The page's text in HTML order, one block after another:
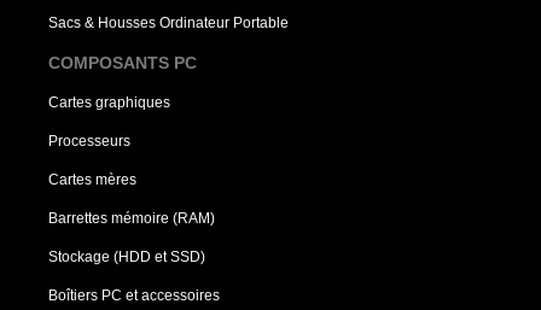
Sacs & Housses Ordinateur Portable
COMPOSANTS PC
Cartes graphiques
Processeurs
Cartes mères
Barrettes mémoire (RAM)
Stockage (HDD et SSD)
Boîtiers PC et accessoires